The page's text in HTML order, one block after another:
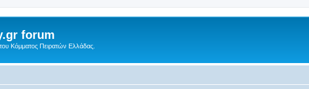
forum
Κόμματος Πειρατών Ελλάδας.